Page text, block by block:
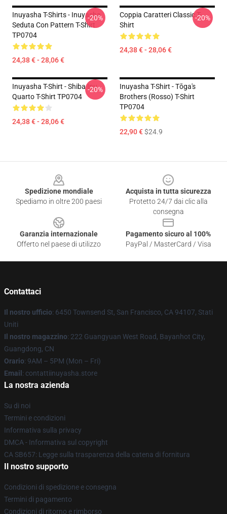
Inuyasha T-Shirts - Inuyasha
Seduta Con Pattern T-Shirt
TP0704
24,38 € - 28,06 €
-20%
Coppia Caratteri Classic T-
Shirt
24,38 € - 28,06 €
-20%
Inuyasha T-Shirt - Shiba Inu
Quarto T-Shirt TP0704
24,38 € - 28,06 €
-20%
Inuyasha T-Shirt - Tōga's
Brothers (rosso) T-Shirt
TP0704
22,90 €$24.9
Spedizione mondiale
Spediamo in oltre 200 paesi
Acquista in tutta sicurezza
Protetto 24/7 dai clic alla
consegna
Garanzia internazionale
Offerto nel paese di utilizzo
Pagamento sicuro al 100%
PayPal / MasterCard / Visa
Contattaci
Il nostro ufficio: 6450 Townsend St, San Francisco, CA 94107, Stati
Uniti
Il nostro magazzino: 222 Guangyuan West Road, Bayanhot City,
Guangdong, CN
Orario: 9AM – 5PM (Mon – Fri)
Email : contattiinuyasha.store
La nostra azienda
Su di noi
Termini e condizioni
Informativa sulla privacy
DMCA - Informativa sul copyright
CA SB657: Legge sulla trasparenza della catena di fornitura
Il nostro supporto
Condizioni di spedizione e consegna
Termini di pagamento
Condizioni di ritorno e rimborso